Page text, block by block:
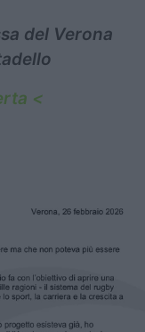
del Verona
<